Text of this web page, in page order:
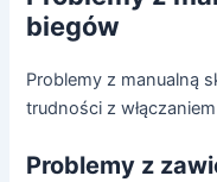
biegów
Problemy z manualną
trudności z
Problemy z